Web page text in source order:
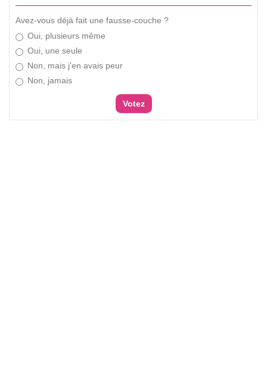
Avez-vous déjà fait une fausse-couche ?
Oui, plusieurs même
Oui, une seule
Non, mais j'en avais peur
Non, jamais